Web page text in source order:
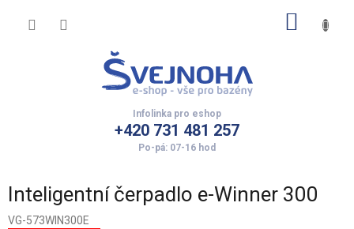
+420 731 481 257
Inteligentní čerpadlo e-Winner 300
VG-573WIN300E